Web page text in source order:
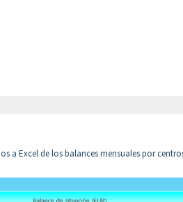
a Excel de los balances mensuales por